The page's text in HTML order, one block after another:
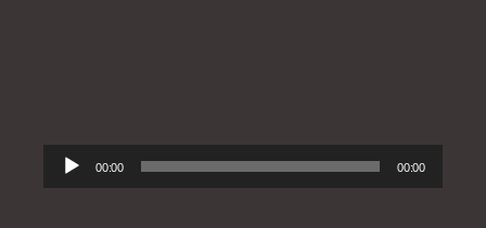
Audio-
Player
00:00 00:00